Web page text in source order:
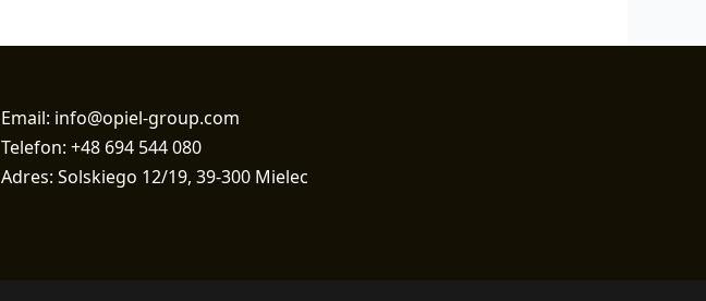
Email: info@opiel-group.com
Telefon: +48 694 544 080
Adres: Solskiego 12/19, 39-300 Mielec